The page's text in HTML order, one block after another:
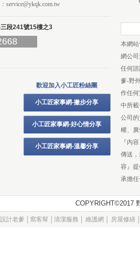
service@ykqk.com.tw
段241號15樓之3
歡迎加入小工匠粉絲團
小工匠家事網-撇步分享
小工匠家事網-好心情分享
小工匠家事網-溫馨分享
本網
網公
任何
爹-野
作任
中所
公司
權、
『內
傳送
容』
承擔
設計老爹 窩客幫 清潔服務 維護網 房屋修繕